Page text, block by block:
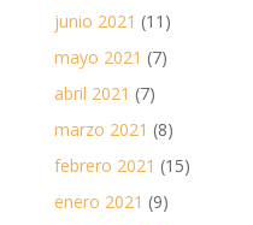
junio 2021 (11)
mayo 2021 (7)
abril 2021 (7)
marzo 2021 (8)
febrero 2021 (15)
enero 2021 (9)